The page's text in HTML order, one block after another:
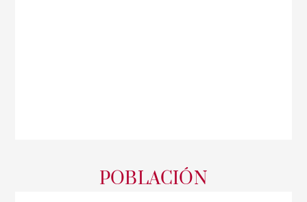
POBLACIÓN